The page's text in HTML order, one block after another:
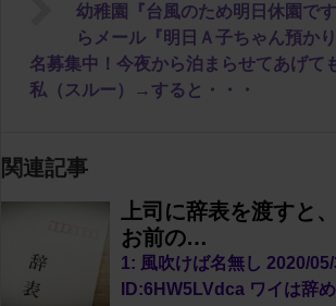
幼稚園『台風のため明日休園で
らメール『明日Ａ子ちゃん預か
名募集中！今夜から泊まらせてあげて
私（スルー）→すると・・・
関連記事
上司に辞表を渡すと
お前の…
1: 風吹けば名無し 2020/
ID:6HW5LVdca ワイは辞